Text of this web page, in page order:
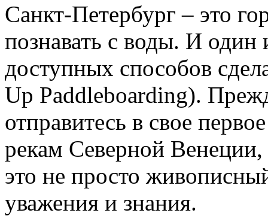
Санкт-Петербург – это
познавать с воды. И
доступных способов
Up Paddleboarding).
отправитесь в свое
рекам Северной
это не просто
уважения и знания.